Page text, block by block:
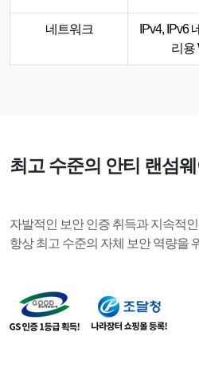
네트워크
IPv4, IPv6
리용
최고 수준의 안티 랜섬
자발적인 보안 인증 취득과 지속적
항상 최고 수준의 자체 보안 역량을